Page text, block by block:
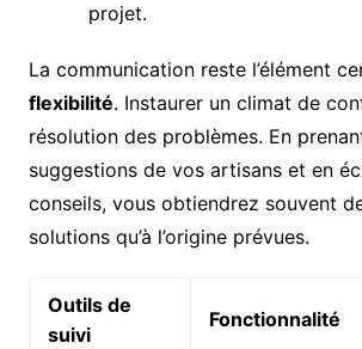
projet.
La communication reste l’élément
flexibilité. Instaurer un climat de
résolution des problèmes. En
suggestions de vos artisans et en
conseils, vous obtiendrez souvent
solutions qu’à l’origine prévues.
Outils de
suivi
Fonctionnalité